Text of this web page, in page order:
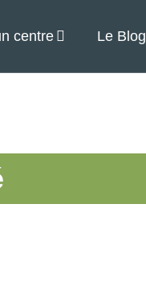
centre Le Blog